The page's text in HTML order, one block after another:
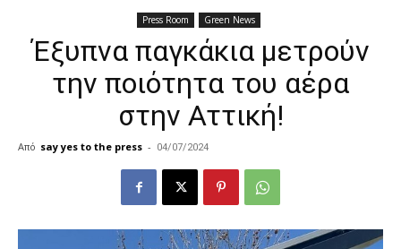
Press Room Green News
Έξυπνα παγκάκια μετρούν
την ποιότητα του αέρα
στην Αττική!
Από say yes to the press - 04/07/2024